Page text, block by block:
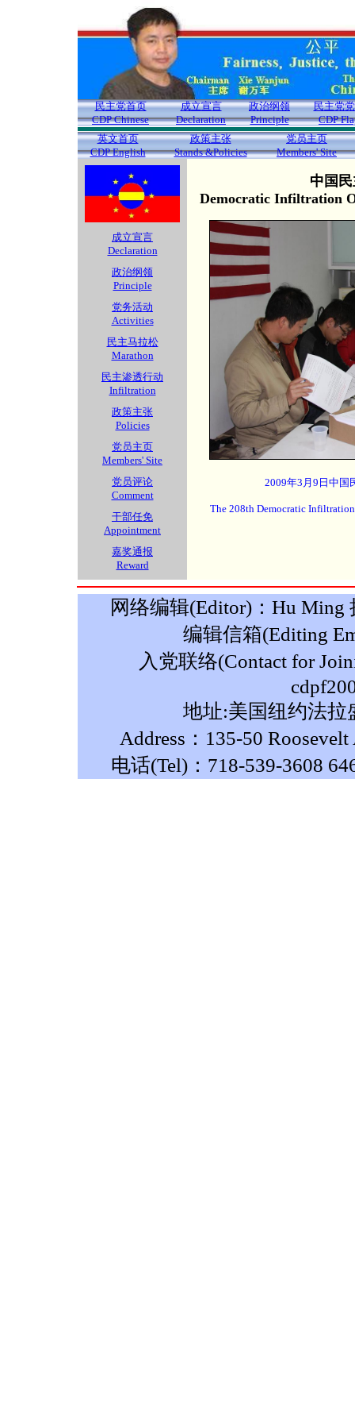
民主党首页
CDP Chinese
成立宣言
Declaration
政治纲领
Principle
民主党
CDP
英文首页
CDP English
政策主张
Stands &Policies
党员主页
Members' Site
成立宣言
Declaration
政治纲领
Principle
党务活动
Activities
民主马拉松
Marathon
民主渗透行动
Infiltration
政策主张
Policies
党员主页
Members' Site
党员评论
Comment
干部任免
Appointment
嘉奖通报
Reward
中国
Democratic Infiltration
2009年3月9日中国
The 208th Democratic
网络编辑(Editor)：Hu Ming
编辑信箱(Editing
入党联络(Contact for
地址:美国纽约法拉
Address：135-50
电话(Tel)：718-539-3608